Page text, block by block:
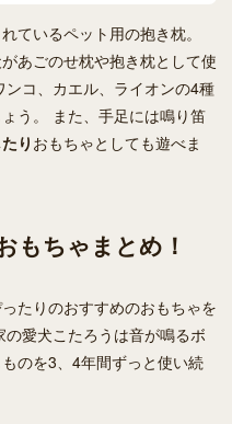
ているペット用の抱き枕。
あごのせ枕や抱き枕として使
コ、カエル、ライオンの4種
う。 また、手足には鳴り笛
りおもちゃとしても遊べま
もちゃまとめ！
たりのおすすめのおもちゃを
愛犬こたろうは音が鳴るボ
のを3、4年間ずっと使い続